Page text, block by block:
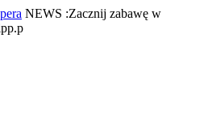
Król
Typera
NEWS :Zacznij zabawę w
Zacznij